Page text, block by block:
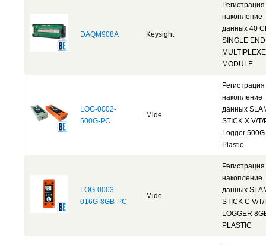
DAQM908A Keysight
накопление
данных 40
SINGLE
MODULE
LOG-0002-
500G-PC
Mide
накопление
данных
STICK X V/T/
Logger 500G
Plastic
LOG-0003-
016G-8GB-PC
Mide
накопление
данных
STICK C V/T/
LOGGER
PLASTIC